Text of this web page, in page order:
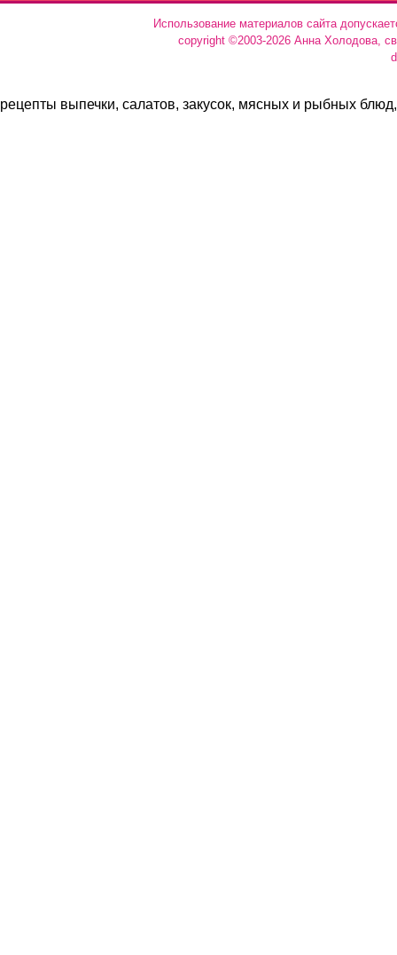
Использование материалов сайта
copyright ©2003-2026 Анна Холодова,
рецепты выпечки, салатов, закусок, мясных и рыбных